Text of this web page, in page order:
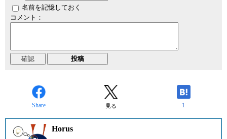
名前を記憶しておく
コメント：
Share 見る 1
Horus